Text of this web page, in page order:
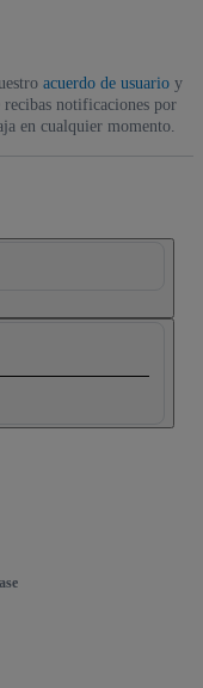
acuerdo de usuarioy
recibas notificaciones por
en cualquier momento.